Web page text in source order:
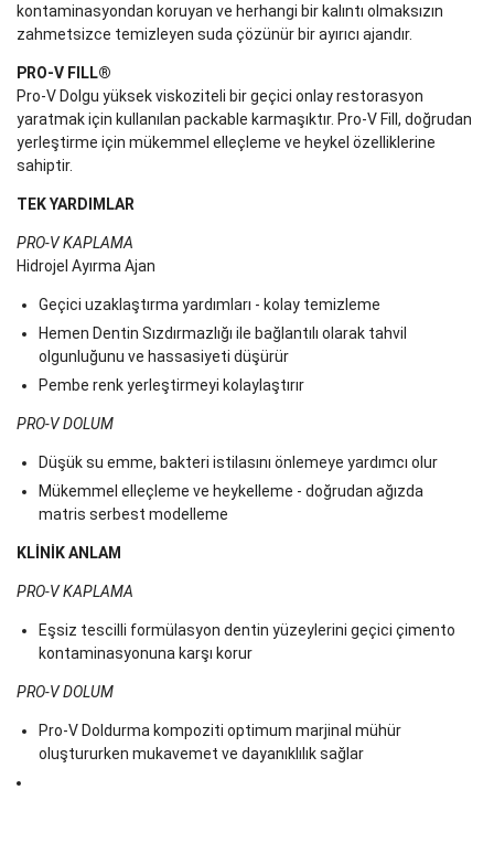
kontaminasyondan koruyan ve herhangi bir kalıntı olmaksızın
zahmetsizce temizleyen suda çözünür bir ayırıcı ajandır.
PRO-V FILL®
Pro-V Dolgu yüksek viskoziteli bir geçici onlay restorasyon
yaratmak için kullanılan packable karmaşıktır. Pro-V Fill, doğrudan
yerleştirme için mükemmel elleçleme ve heykel özelliklerine
sahiptir.
TEK YARDIMLAR
PRO-V KAPLAMA
Hidrojel Ayırma Ajan
Geçici uzaklaştırma yardımları - kolay temizleme
Hemen Dentin Sızdırmazlığı ile bağlantılı olarak tahvil
olgunluğunu ve hassasiyeti düşürür
Pembe renk yerleştirmeyi kolaylaştırır
PRO-V DOLUM
Düşük su emme, bakteri istilasını önlemeye yardımcı olur
Mükemmel elleçleme ve heykelleme - doğrudan ağızda
matris serbest modelleme
KLİNİK ANLAM
PRO-V KAPLAMA
Eşsiz tescilli formülasyon dentin yüzeylerini geçici çimento
kontaminasyonuna karşı korur
PRO-V DOLUM
Pro-V Doldurma kompoziti optimum marjinal mühür
oluştururken mukavemet ve dayanıklılık sağlar